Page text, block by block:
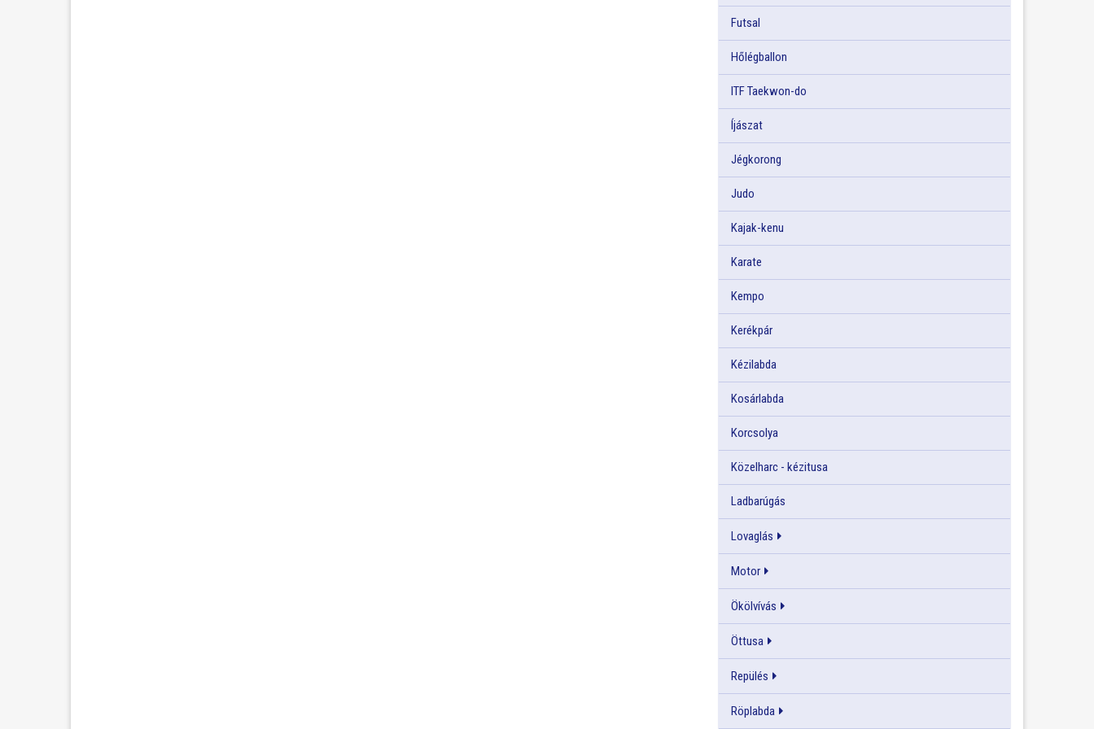
Futsal
Hőlégballon
ITF Taekwon-do
Íjászat
Jégkorong
Judo
Kajak-kenu
Karate
Kempo
Kerékpár
Kézilabda
Kosárlabda
Korcsolya
Közelharc - kézitusa
Ladbarúgás
Lovaglás
Motor
Ökölvívás
Öttusa
Repülés
Röplabda